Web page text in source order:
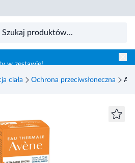
w zestawie!
ciała Ochrona przeciwsłoneczna